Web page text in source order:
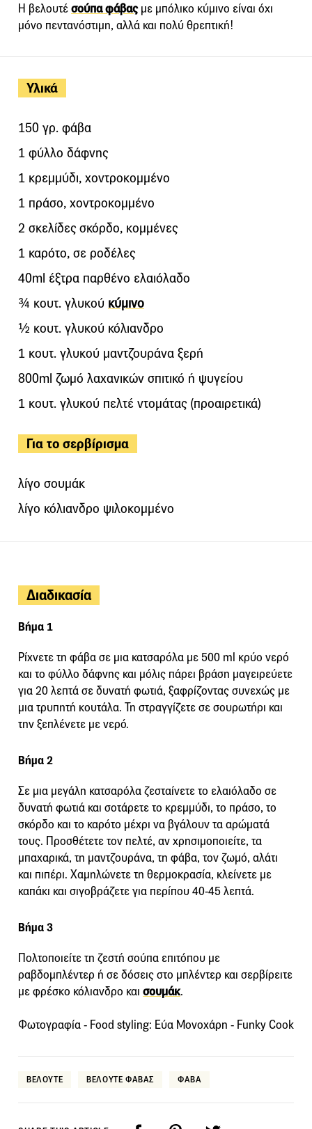
Υλικά
150 γρ. φάβα
1 φύλλο δάφνης
1 κρεμμύδι, χοντροκομμένο
1 πράσο, χοντροκομμένο
2 σκελίδες σκόρδο, κομμένες
1 καρότο, σε ροδέλες
40ml έξτρα παρθένο ελαιόλαδο
¾ κουτ. γλυκού κύμινο
½ κουτ. γλυκού κόλιανδρο
1 κουτ. γλυκού μαντζουράνα ξερή
800ml ζωμό λαχανικών σπιτικό ή ψυγείου
1 κουτ. γλυκού πελτέ ντομάτας (προαιρετικά)
Για το σερβίρισμα
λίγο σουμάκ
λίγο κόλιανδρο ψιλοκομμένο
Η βελουτέσούπα φάβαςμε μπόλικο κύμινο είναι όχι
μόνο πεντανόστιμη, αλλά και πολύ θρεπτική!
Διαδικασία
Βήμα 1
Ρίχνετε τη φάβα σε μια κατσαρόλα με 500 ml κρύο νερό
και το φύλλο δάφνης και μόλις πάρει βράση μαγειρεύετε
για 20 λεπτά σε δυνατή φωτιά, ξαφρίζοντας συνεχώς με
μια τρυπητή κουτάλα. Τη στραγγίζετε σε σουρωτήρι και
την ξεπλένετε με νερό.
Βήμα 2
Σε μια μεγάλη κατσαρόλα ζεσταίνετε το ελαιόλαδο σε
δυνατή φωτιά και σοτάρετε το κρεμμύδι, το πράσο, το
σκόρδο και το καρότο μέχρι να βγάλουν τα αρώματά
τους. Προσθέτετε τον πελτέ, αν χρησιμοποιείτε, τα
μπαχαρικά, τη μαντζουράνα, τη φάβα, τον ζωμό, αλάτι
και πιπέρι. Χαμηλώνετε τη θερμοκρασία, κλείνετε με
καπάκι και σιγοβράζετε για περίπου 40-45 λεπτά.
Βήμα 3
Πολτοποιείτε τη ζεστή σούπα επιτόπου με
ραβδομπλέντερ ή σε δόσεις στο μπλέντερ και σερβίρειτε
με φρέσκο κόλιανδρο και σουμάκ.
Φωτογραφία - Food styling: Εύα Μονοχάρη - Funky Cook
ΒΕΛΟΥΤΕ ΒΕΛΟΥΤΕ ΦΑΒΑΣ ΦΑΒΑ